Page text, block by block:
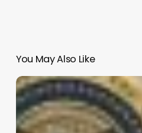
You May Also Like
Líderes
europeos
piden
garantías